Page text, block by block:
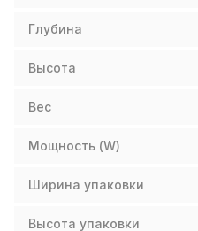
Глубина
Высота
Вес
Мощность (W)
Ширина упаковки
Высота упаковки